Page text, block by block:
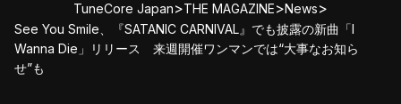
TuneCore Japan>THE MAGAZINE>News>
See You Smile、『SATANIC CARNIVAL』でも披露の新曲「I
Wanna Die」リリース 来週開催ワンマンでは“大事なお知ら
せ”も